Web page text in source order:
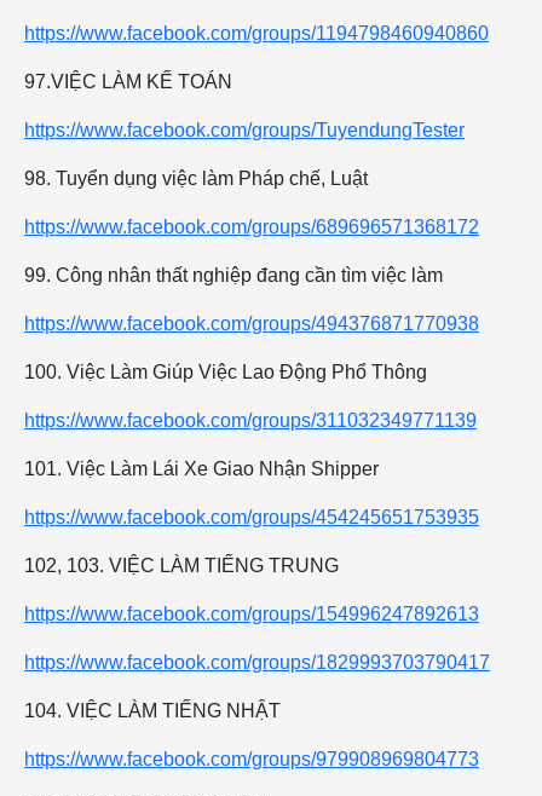
https://www.facebook.com/groups/1194798460940860
97.VIỆC LÀM KẾ TOÁN
https://www.facebook.com/groups/TuyendungTester
98. Tuyển dụng việc làm Pháp chế, Luật
https://www.facebook.com/groups/689696571368172
99. Công nhân thất nghiệp đang cần tìm việc làm
https://www.facebook.com/groups/494376871770938
100. Việc Làm Giúp Việc Lao Động Phổ Thông
https://www.facebook.com/groups/311032349771139
101. Việc Làm Lái Xe Giao Nhận Shipper
https://www.facebook.com/groups/454245651753935
102, 103. VIỆC LÀM TIẾNG TRUNG
https://www.facebook.com/groups/154996247892613
https://www.facebook.com/groups/1829993703790417
104. VIỆC LÀM TIẾNG NHẬT
https://www.facebook.com/groups/979908969804773